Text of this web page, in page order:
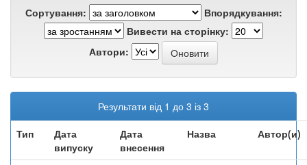
Сортування:
Впорядкування:
Вивести на сторінку:
Автори:
Результати від 1 до 3 із 3
Тип
Дата
випуску
Дата
внесення
Назва Автор(и)